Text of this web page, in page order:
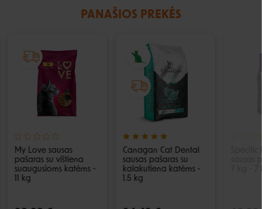
PANAŠIOS PREKĖS
My Love sausas
pašaras su vištiena
suaugusioms katėms -
11 kg
Canagan Cat Dental
sausas pašaras su
kalakutiena katėms -
1.5 kg
sausas
7 kg - 7